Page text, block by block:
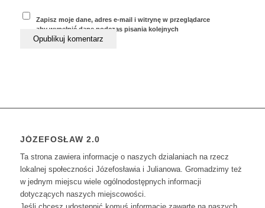
Zapisz moje dane, adres e-mail i witrynę w przeglądarce
aby wypełnić dane podczas pisania kolejnych
komentarzy.
JÓZEFOSŁAW 2.0
Ta strona zawiera informacje o naszych dzialaniach na rzecz
lokalnej społeczności Józefosławia i Julianowa. Gromadzimy też
w jednym miejscu wiele ogólnodostępnych informacji
dotyczących naszych miejscowości.